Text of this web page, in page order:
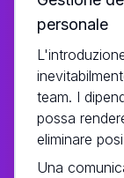
personale
team. I
possa
eliminare
Una